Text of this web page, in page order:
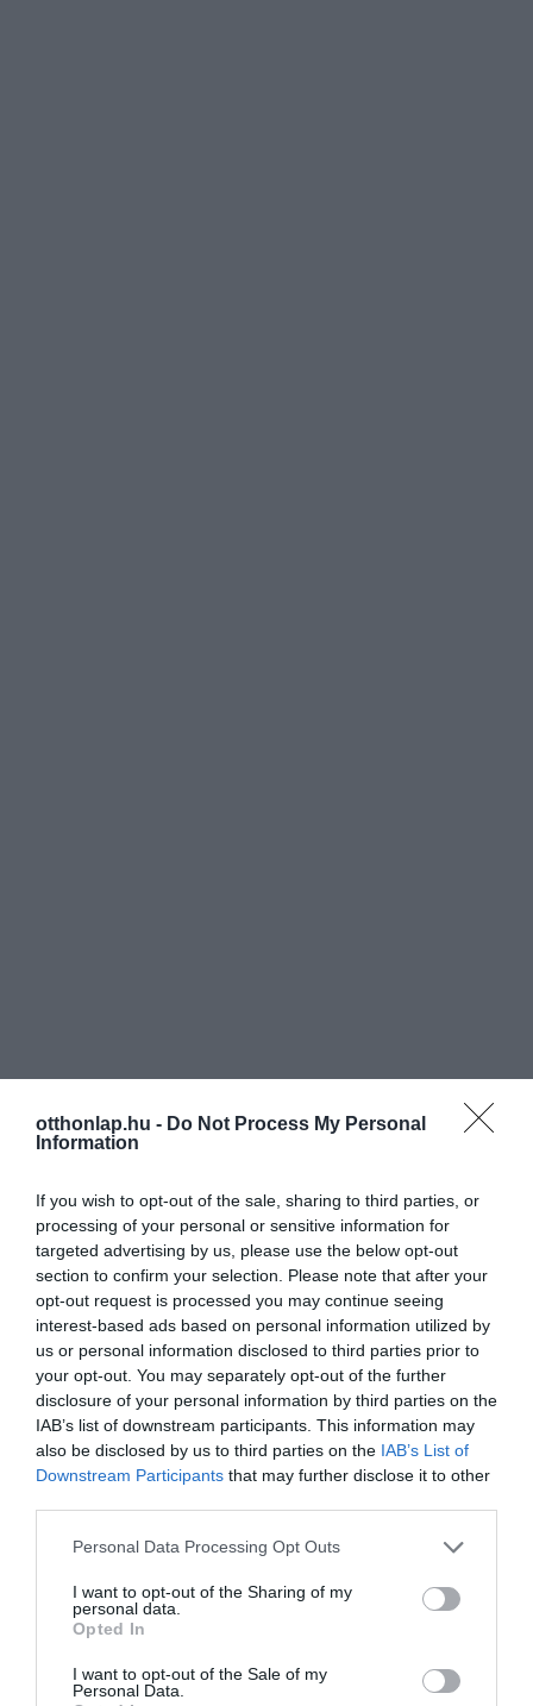
otthonlap.hu - Do Not Process My Personal
Information
If you wish to opt-out of the sale, sharing to third parties, or
processing of your personal or sensitive information for
targeted advertising by us, please use the below opt-out
section to confirm your selection. Please note that after your
opt-out request is processed you may continue seeing
interest-based ads based on personal information utilized by
us or personal information disclosed to third parties prior to
your opt-out. You may separately opt-out of the further
disclosure of your personal information by third parties on the
IAB’s list of downstream participants. This information may
also be disclosed by us to third parties on the IAB’s List of
Downstream Participants that may further disclose it to other
Please note that this website/app uses one or more Google
not limited to your visit or usage behaviour. You may click to
grant or deny consent to Google and its third-party tags to
use your data for below specified purposes in below Google
consent section.
Personal Data Processing Opt Outs
I want to opt-out of the Sharing of my
personal data.
Opted In
I want to opt-out of the Sale of my
Personal Data.